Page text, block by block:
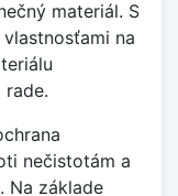
materiál. S
na
rade.
nečistotám a
Na základe